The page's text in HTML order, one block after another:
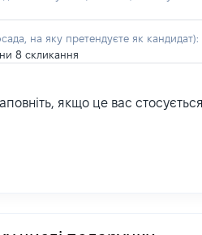
на яку претендуєте як кандидат):
8 скликання
якщо це вас